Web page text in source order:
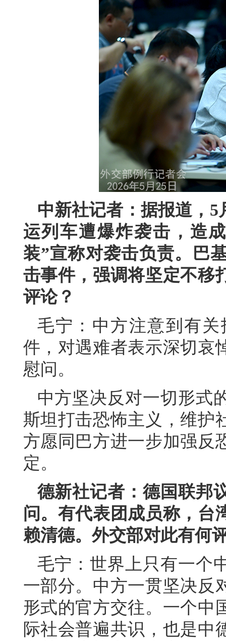
中新社记者：据报道，
运列车遭爆炸袭击，造
装”宣称对袭击负责。巴
击事件，强调将坚定不移
评论？
毛宁：中方注意到有
件，对遇难者表示深切哀
慰问。
中方坚决反对一切形式
斯坦打击恐怖主义，维护
方愿同巴方进一步加强反
定。
德新社记者：德国联邦
问。有代表团成员称，台
赖清德。外交部对此有何
毛宁：世界上只有一个
一部分。中方一贯坚决反
形式的官方交往。一个中
际社会普遍共识，也是中